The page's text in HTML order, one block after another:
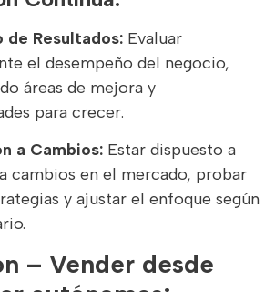
de Resultados: Evaluar
el desempeño del negocio,
áreas de mejora y
para crecer.
a Cambios: Estar dispuesto a
cambios en el mercado, probar
y ajustar el enfoque según
– Vender desde